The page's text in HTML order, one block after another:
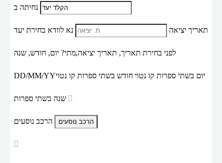
נחיתה ב
תאריך יציאה נא לוודא בחירת יעד
לפני בחירת תאריך, תאריך יציאה,מתי? יום, חודש, שנה
DD/MM/YYיום בשתי ספרות קו נטוי חודש בשתי ספרות קו נטוי
הרכב נוסעים